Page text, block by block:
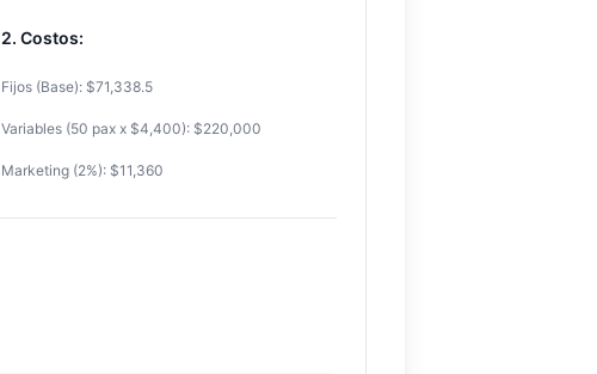
2. Costos:
Fijos (Base): $71,338.5
Variables (50 pax x $4,400): $220,000
Marketing (2%): $11,360